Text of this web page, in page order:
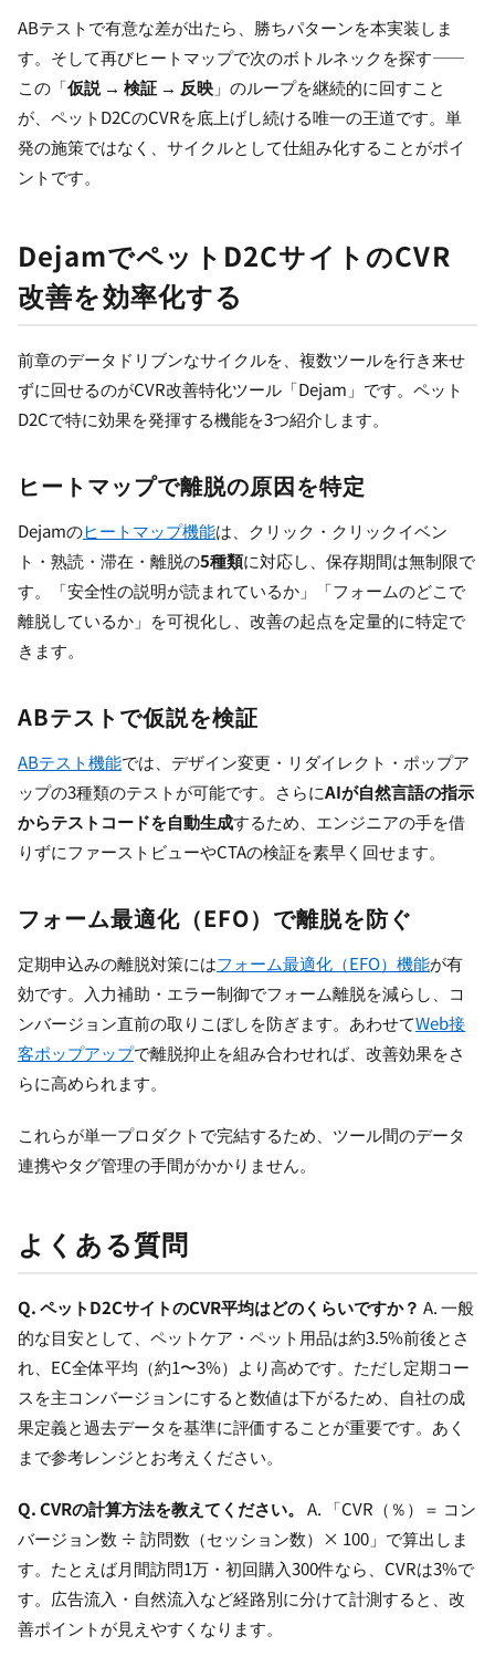
ABテストで有意な差が出たら、勝ちパターンを本実装しま
す。そして再びヒートマップで次のボトルネックを探す——
この「仮説 → 検証 → 反映 」のループを継続的に回すこと
が、ペットD2CのCVRを底上げし続ける唯一の王道です。単
発の施策ではなく、サイクルとして仕組み化することがポイ
ントです。
DejamでペットD2CサイトのCVR
改善を効率化する
前章のデータドリブンなサイクルを、複数ツールを行き来せ
ずに回せるのがCVR改善特化ツール「Dejam」です。ペット
D2Cで特に効果を発揮する機能を3つ紹介します。
ヒートマップで離脱の原因を特定
Dejamのヒートマップ機能は、クリック・クリックイベン
ト・熟読・滞在・離脱の5種類に対応し、保存期間は無制限で
す。「安全性の説明が読まれているか」「フォームのどこで
離脱しているか」を可視化し、改善の起点を定量的に特定で
きます。
ABテストで仮説を検証
ABテスト機能では、デザイン変更・リダイレクト・ポップア
ップの3種類のテストが可能です。さらにAIが自然言語の指示
からテストコードを自動生成するため、エンジニアの手を借
りずにファーストビューやCTAの検証を素早く回せます。
フォーム最適化（EFO）で離脱を防ぐ
定期申込みの離脱対策にはフォーム最適化（EFO）機能が有
効です。入力補助・エラー制御でフォーム離脱を減らし、コ
ンバージョン直前の取りこぼしを防ぎます。あわせてWeb接
客ポップアップで離脱抑止を組み合わせれば、改善効果をさ
らに高められます。
これらが単一プロダクトで完結するため、ツール間のデータ
連携やタグ管理の手間がかかりません。
よくある質問
Q. ペットD2CサイトのCVR平均はどのくらいですか？ A. 一般
的な目安として、ペットケア・ペット用品は約3.5%前後とさ
れ、EC全体平均（約1〜3%）より高めです。ただし定期コー
スを主コンバージョンにすると数値は下がるため、自社の成
果定義と過去データを基準に評価することが重要です。あく
まで参考レンジとお考えください。
Q. CVRの計算方法を教えてください。 A. 「CVR（％）＝ コン
バージョン数 ÷ 訪問数（セッション数）× 100」で算出しま
す。たとえば月間訪問1万・初回購入300件なら、CVRは3%で
す。広告流入・自然流入など経路別に分けて計測すると、改
善ポイントが見えやすくなります。